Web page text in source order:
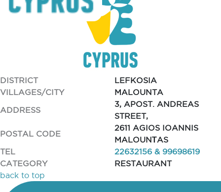
DISTRICT
LEFKOSIA
VILLAGES/CITY
MALOUNTA
ADDRESS
3, APOST. ANDREAS
STREET,
POSTAL CODE
2611 AGIOS IOANNIS
MALOUNΤAS
TEL
22632156 & 99698619
CATEGORY
RESTAURANT
back to top